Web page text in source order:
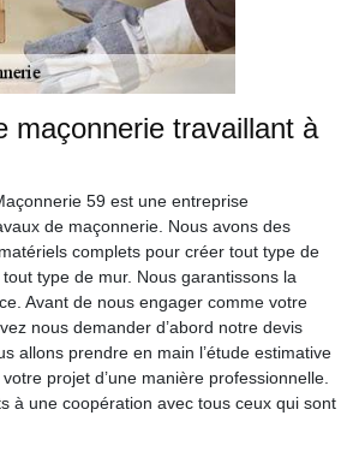
maçonnerie travaillant à
59 est une entreprise
de maçonnerie. Nous avons des
complets pour créer tout type de
type de mur. Nous garantissons la
Avant de nous engager comme votre
nous demander d’abord notre devis
allons prendre en main l’étude estimative
projet d’une manière professionnelle.
à une coopération avec tous ceux qui sont